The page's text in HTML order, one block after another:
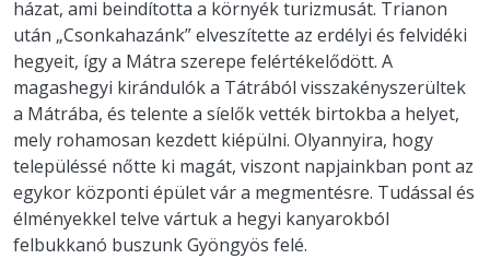
házat, ami beindította a környék turizmusát. Trianon
után „Csonkahazánk” elveszítette az erdélyi és felvidéki
hegyeit, így a Mátra szerepe felértékelődött. A
magashegyi kirándulók a Tátrából visszakényszerültek
a Mátrába, és telente a síelők vették birtokba a helyet,
mely rohamosan kezdett kiépülni. Olyannyira, hogy
településsé nőtte ki magát, viszont napjainkban pont az
egykor központi épület vár a megmentésre. Tudással és
élményekkel telve vártuk a hegyi kanyarokból
felbukkanó buszunk Gyöngyös felé.